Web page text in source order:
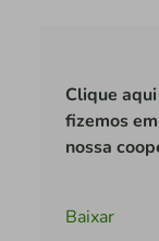
Clique
fizemos
nossa
Baixar